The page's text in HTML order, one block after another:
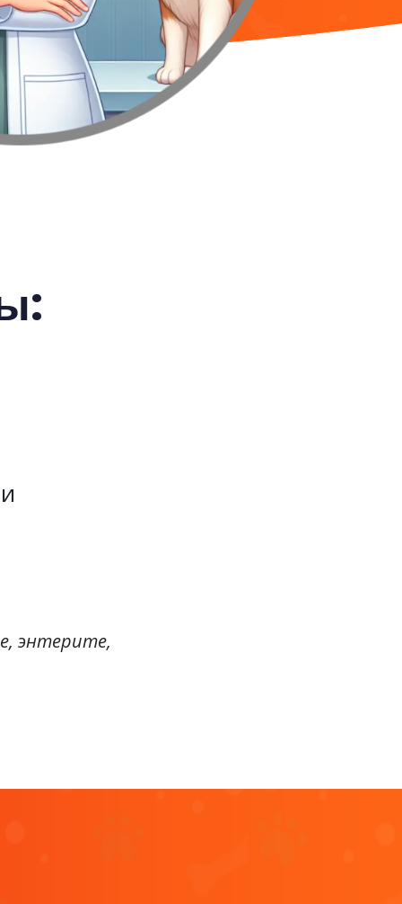
энтерите,